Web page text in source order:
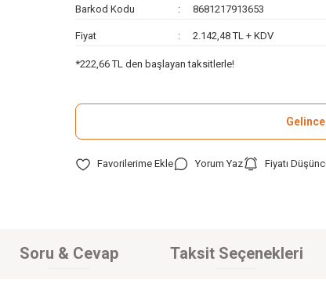
Barkod Kodu 8681217913653
Fiyat 2.142,48 TL + KDV
*222,66 TL den başlayan taksitlerle!
Yorum Yaz Fiyatı
Soru & Cevap Taksit Seçenekleri